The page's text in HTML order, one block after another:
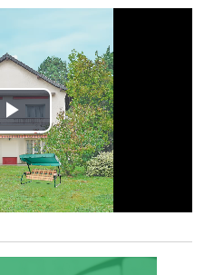
Video
abspielen